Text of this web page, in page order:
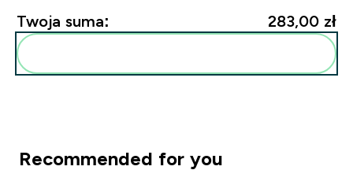
Twoja suma: 283,00 zł‎
Recommended for you